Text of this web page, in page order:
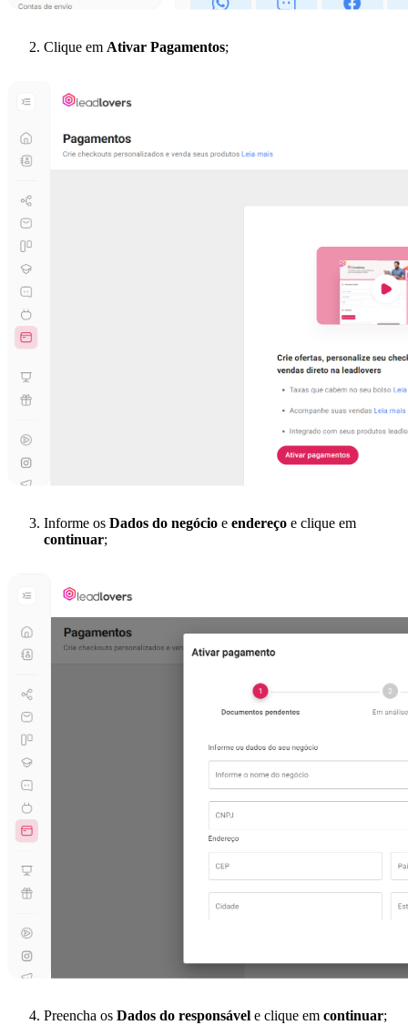
Clique em Ativar Pagamentos;
Informe os Dados do negócio e endereço e clique em
continuar;
Preencha os Dados do responsável e clique em continuar;